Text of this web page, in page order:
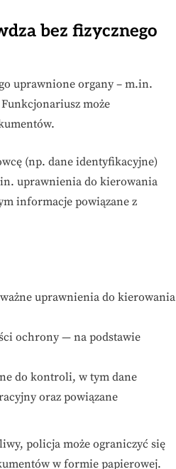
bez fizycznego
uprawnione organy – m.in.
może
(np. dane identyfikacyjne)
uprawnienia do kierowania
informacje powiązane z
uprawnienia do kierowania
ochrony — na podstawie
do kontroli, w tym dane
oraz powiązane
policja może ograniczyć się
w formie papierowej.